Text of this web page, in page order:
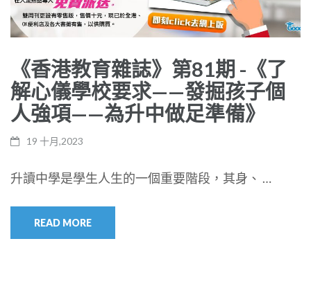
《香港教育雜誌》第81期 -《了
解心儀學校要求——發掘孩子個
人強項——為升中做足準備》
19 十月,2023
升讀中學是學生人生的一個重要階段，其身、 …
READ MORE